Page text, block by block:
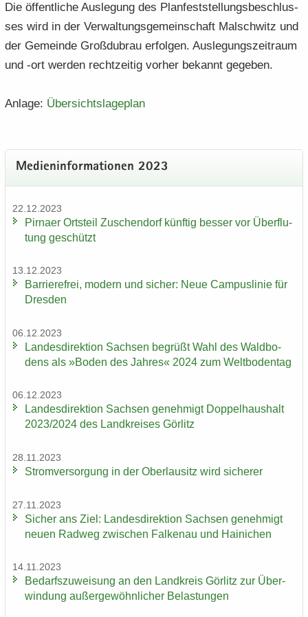
Die öf­fent­li­che Aus­le­gung des Plan­fest­stel­lungs­be­schlus­
ses wird in der Ver­wal­tungs­ge­mein­schaft Mal­schwitz und
der Ge­mein­de Groß­du­brau er­fol­gen. Aus­le­gungs­zeit­raum
und -ort wer­den recht­zei­tig vor­her be­kannt ge­ge­ben.
An­la­ge: Über­sichts­la­ge­plan
Me­di­en­in­for­ma­tio­nen 2023
22.12.2023
Pirna­er Orts­teil Zu­schen­dorf künf­tig bes­ser vor Über­flu­
tung ge­schützt
13.12.2023
Bar­rie­re­frei, mo­dern und si­cher: Neue Cam­pus­li­nie für
Dres­den
06.12.2023
Lan­des­di­rek­ti­on Sach­sen be­grüßt Wahl des Wald­bo­
dens als »Boden des Jah­res« 2024 zum Welt­bo­den­tag
06.12.2023
Lan­des­di­rek­ti­on Sach­sen ge­neh­migt Dop­pel­haus­halt
2023/2024 des Land­krei­ses Gör­litz
28.11.2023
Strom­ver­sor­gung in der Ober­lau­sitz wird si­che­rer
27.11.2023
Si­cher ans Ziel: Lan­des­di­rek­ti­on Sach­sen ge­neh­migt
neuen Rad­weg zwi­schen Fal­ken­au und Hai­ni­chen
14.11.2023
Be­darfs­zu­wei­sung an den Land­kreis Gör­litz zur Über­
win­dung au­ßer­ge­wöhn­li­cher Be­las­tun­gen